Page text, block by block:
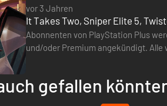
vor 3 Jahren
It Takes Two, Sniper Elite 5,
Abonnenten von PlayStation Plus
und/oder Premium angekündigt. Alle werden
gefallen